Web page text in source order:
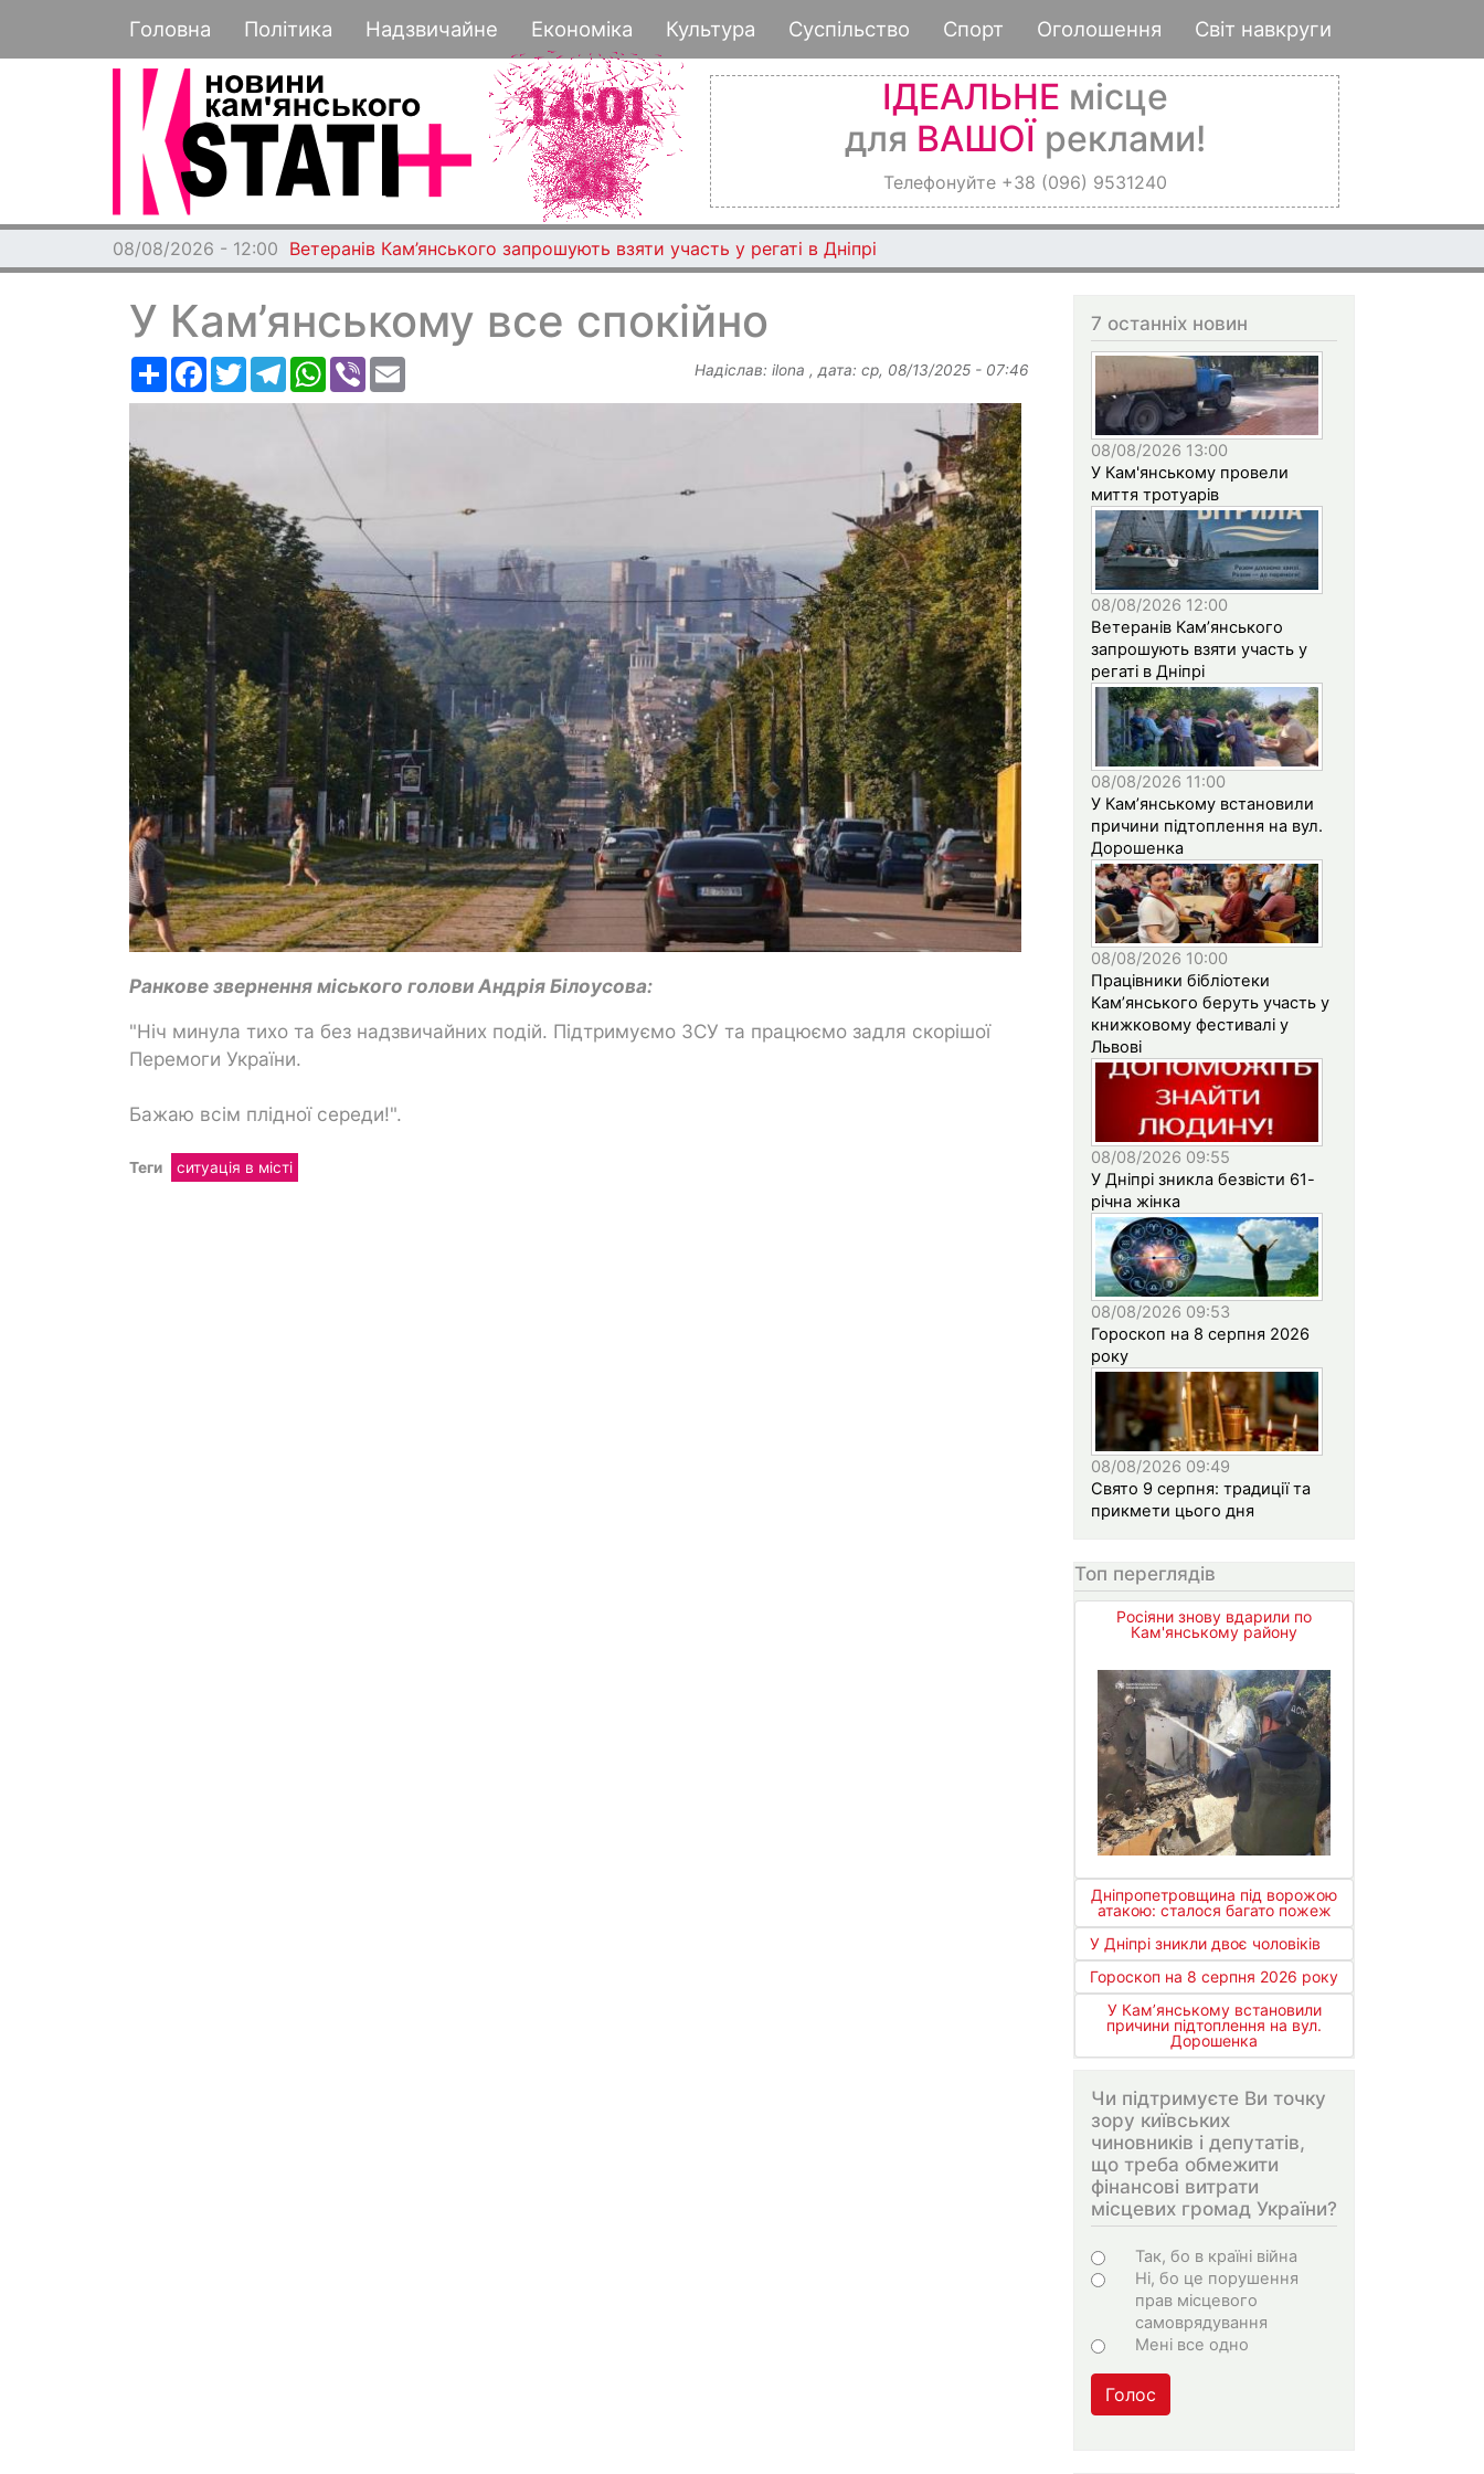
до
основного
Основная навигация
Головна Політика Надзвичайне Економіка Культура Суспільство Спорт Оголошення Світ навкруги
ІДЕАЛЬНЕ місце
для ВАШОЇ реклами!
Телефонуйте +38 (096) 9531240
08/08/2026 - 12:00 Ветеранів Кам’янського запрошують взяти участь у регаті в Дніпрі
У Кам’янському все спокійно
РесурсFacebook
TwitterTelegramWhatsApp
Viber Надіслав: ilona , дата: ср, 08/13/2025 - 07:46
Ранкове звернення міського голови Андрія Білоусова:
"Ніч минула тихо та без надзвичайних подій. Підтримуємо ЗСУ та працюємо задля скорішої
Перемоги України.
Бажаю всім плідної середи!".
Теги ситуація в місті
7 останніх новин
08/08/2026 13:00
У Кам'янському провели
миття тротуарів
08/08/2026 12:00
Ветеранів Кам’янського
запрошують взяти участь у
регаті в Дніпрі
08/08/2026 11:00
У Кам’янському встановили
причини підтоплення на вул.
Дорошенка
08/08/2026 10:00
Працівники бібліотеки
Кам’янського беруть участь у
книжковому фестивалі у
Львові
08/08/2026 09:55
У Дніпрі зникла безвісти 61-
річна жінка
08/08/2026 09:53
Гороскоп на 8 серпня 2026
року
08/08/2026 09:49
Свято 9 серпня: традиції та
прикмети цього дня
Топ переглядів
Росіяни знову вдарили по
Кам'янському району
Дніпропетровщина під ворожою
атакою: сталося багато пожеж
У Дніпрі зникли двоє чоловіків
Гороскоп на 8 серпня 2026 року
У Кам’янському встановили
причини підтоплення на вул.
Дорошенка
Чи підтримуєте Ви точку
зору київських
чиновників і депутатів,
що треба обмежити
фінансові витрати
місцевих громад України?
Варіанти
Так, бо в країні війна
Ні, бо це порушення
прав місцевого
самоврядування
Мені все одно
Голос